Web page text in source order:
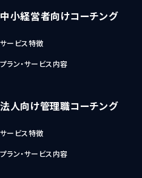
中小経営者向けコーチング
サービス特徴
プラン・サービス内容
法人向け管理職コーチング
サービス特徴
プラン・サービス内容